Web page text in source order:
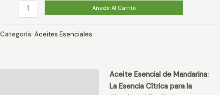
Esencial
de
Mandarina
Añadir Al Carrito
Categoría: Aceites Esenciales
Aceite Esencial de Mandarina:
La Esencia Cítrica para la